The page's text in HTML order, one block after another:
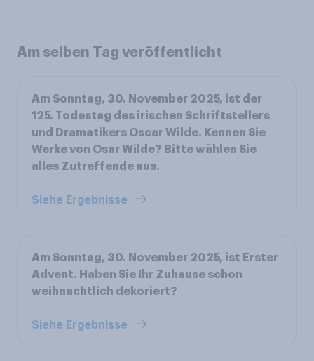
Am selben Tag veröffentlicht
Am Sonntag, 30. November 2025, ist der
125. Todestag des irischen Schriftstellers
und Dramatikers Oscar Wilde. Kennen Sie
Werke von Osar Wilde? Bitte wählen Sie
alles Zutreffende aus.
Siehe Ergebnisse
Am Sonntag, 30. November 2025, ist Erster
Advent. Haben Sie Ihr Zuhause schon
weihnachtlich dekoriert?
Siehe Ergebnisse